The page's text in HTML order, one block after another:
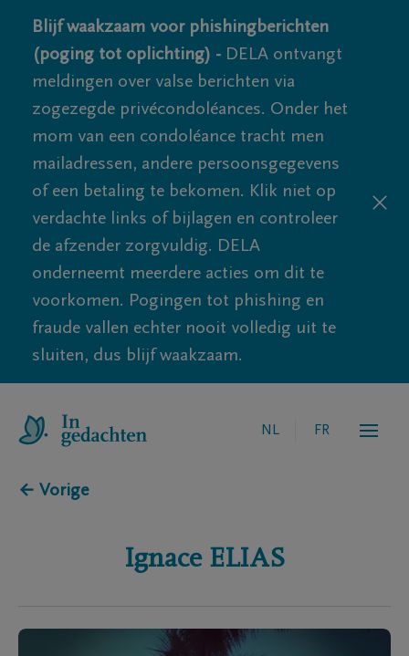
Blijf waakzaam voor phishingberichten
(poging tot oplichting) - DELA ontvangt
meldingen over valse berichten via
zogezegde privécondoléances. Onder het
mom van een condoléance tracht men
mailadressen, andere persoonsgegevens
of een betaling te bekomen. Klik niet op
verdachte links of bijlagen en controleer
de afzender zorgvuldig. DELA
onderneemt meerdere acties om dit te
voorkomen. Pogingen tot phishing en
fraude vallen echter nooit volledig uit te
sluiten, dus blijf waakzaam.
NL FR
← Vorige
Ignace ELIAS